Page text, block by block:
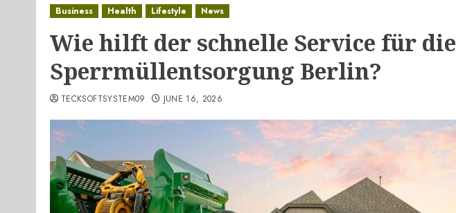
Business Health Lifestyle News
Wie hilft der schnelle Service für die
Sperrmüllentsorgung Berlin?
TECKSOFTSYSTEM09 JUNE 16, 2026